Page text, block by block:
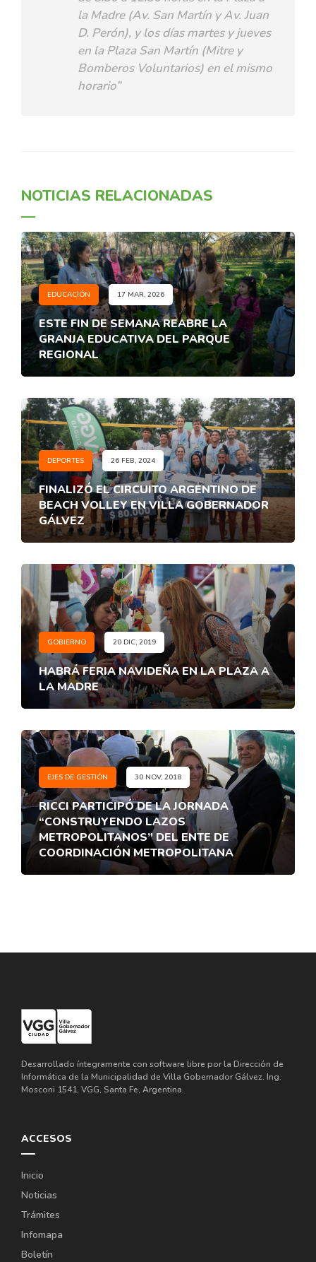
la Madre (Av. San Martín y Av. Juan
D. Perón), y los días martes y jueves
en la Plaza San Martín (Mitre y
Bomberos Voluntarios) en el mismo
horario”
NOTICIAS RELACIONADAS
EDUCACIÓN 17 MAR, 2026
ESTE FIN DE SEMANA REABRE LA
GRANJA EDUCATIVA DEL PARQUE
REGIONAL
DEPORTES 26 FEB, 2024
FINALIZÓ EL CIRCUITO ARGENTINO DE
BEACH VOLLEY EN VILLA GOBERNADOR
GÁLVEZ
GOBIERNO 20 DIC, 2019
HABRÁ FERIA NAVIDEÑA EN LA PLAZA A
LA MADRE
EJES DE GESTIÓN 30 NOV, 2018
RICCI PARTICIPÓ DE LA JORNADA
“CONSTRUYENDO LAZOS
METROPOLITANOS” DEL ENTE DE
COORDINACIÓN METROPOLITANA
Desarrollado íntegramente con software libre por la Dirección de
Informática de la Municipalidad de Villa Gobernador Gálvez. Ing.
Mosconi 1541, VGG, Santa Fe, Argentina.
ACCESOS
Inicio
Noticias
Trámites
Infomapa
Boletín